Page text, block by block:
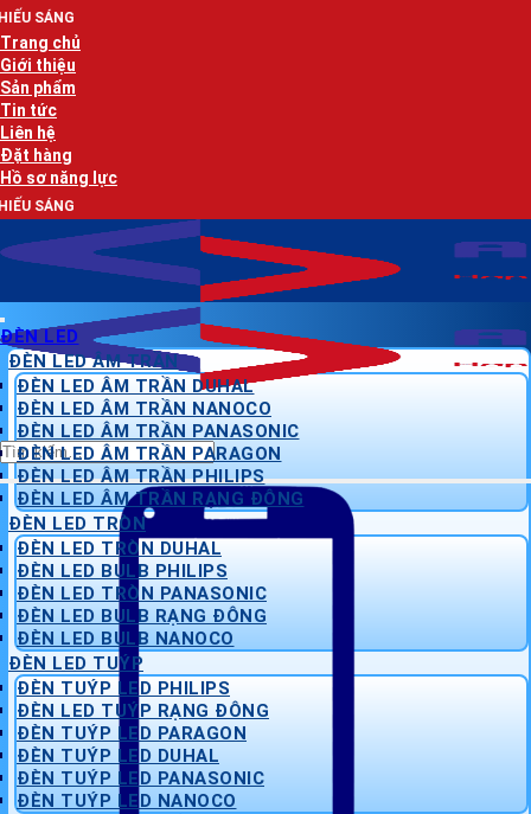
Bỏ
qua
nội
dung
Trang chủ
Giới thiệu
Sản phẩm
Tin tức
Liên hệ
Đặt hàng
Hồ sơ năng lực
Tìm
kiếm:
ĐÈN LED
ĐÈN LED ÂM TRẦN
ĐÈN LED ÂM TRẦN DUHAL
ĐÈN LED ÂM TRẦN NANOCO
ĐÈN LED ÂM TRẦN PANASONIC
ĐÈN LED ÂM TRẦN PARAGON
ĐÈN LED ÂM TRẦN PHILIPS
ĐÈN LED ÂM TRẦN RẠNG ĐÔNG
ĐÈN LED TRÒN
ĐÈN LED TRÒN DUHAL
ĐÈN LED BULB PHILIPS
ĐÈN LED TRÒN PANASONIC
ĐÈN LED BULB RẠNG ĐÔNG
ĐÈN LED BULB NANOCO
ĐÈN LED TUÝP
ĐÈN TUÝP LED PHILIPS
ĐÈN LED TUÝP RẠNG ĐÔNG
ĐÈN TUÝP LED PARAGON
ĐÈN TUÝP LED DUHAL
ĐÈN TUÝP LED PANASONIC
ĐÈN TUÝP LED NANOCO